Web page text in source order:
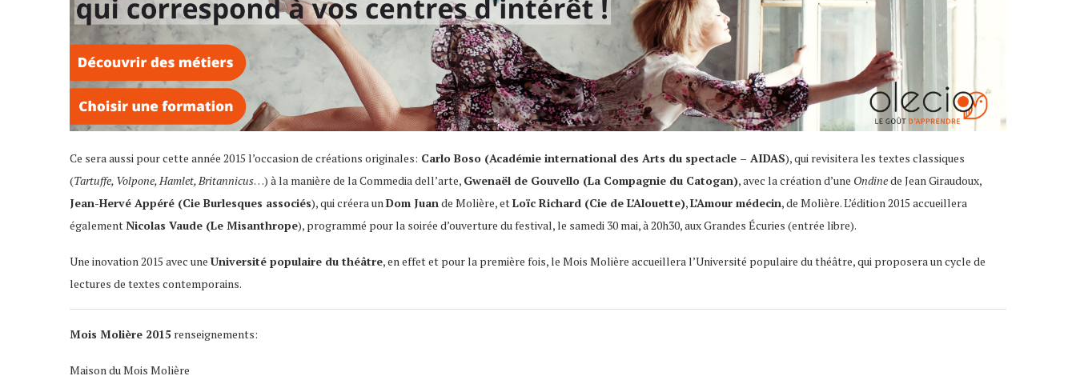
Ce sera aussi pour cette année 2015 l’occasion de créations originales: Carlo Boso (Académie international des Arts du spectacle – AIDAS), qui revisitera les textes classiques
(Tartuffe, Volpone, Hamlet, Britannicus…) à la manière de la Commedia dell’arte, Gwenaël de Gouvello (La Compagnie du Catogan), avec la création d’une Ondinede Jean Giraudoux,
Jean-Hervé Appéré (Cie Burlesques associés), qui créera unDom Juande Molière, etLoïc Richard (Cie de L’Alouette),L’Amour médecin, de Molière. L’édition 2015 accueillera
égalementNicolas Vaude (Le Misanthrope), programmé pour la soirée d’ouverture du festival, le samedi 30 mai, à 20h30, aux Grandes Écuries (entrée libre).
Une inovation 2015 avec une Université populaire du théâtre, en effet et pour la première fois, le Mois Molière accueillera l’Université populaire du théâtre, qui proposera un cycle de
lectures de textes contemporains.
Mois Molière 2015 renseignements:
Maison du Mois Molière